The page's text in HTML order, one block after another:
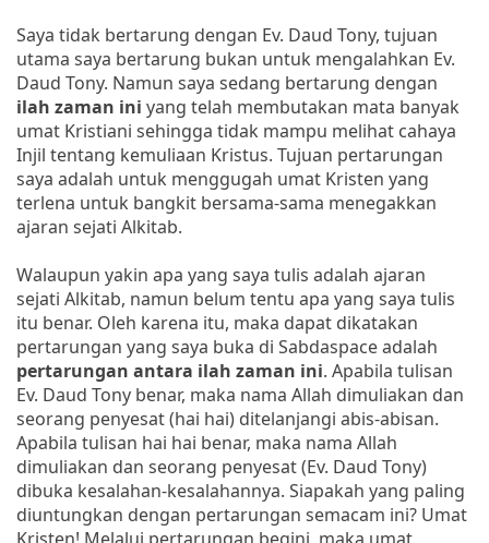
Saya tidak bertarung dengan Ev. Daud Tony, tujuan
utama saya bertarung bukan untuk mengalahkan Ev.
Daud Tony. Namun saya sedang bertarung dengan
ilah zaman ini yang telah membutakan mata banyak
umat Kristiani sehingga tidak mampu melihat cahaya
Injil tentang kemuliaan Kristus. Tujuan pertarungan
saya adalah untuk menggugah umat Kristen yang
terlena untuk bangkit bersama-sama menegakkan
ajaran sejati Alkitab.
Walaupun yakin apa yang saya tulis adalah ajaran
sejati Alkitab, namun belum tentu apa yang saya tulis
itu benar. Oleh karena itu, maka dapat dikatakan
pertarungan yang saya buka di Sabdaspace adalah
pertarungan antara ilah zaman ini. Apabila tulisan
Ev. Daud Tony benar, maka nama Allah dimuliakan dan
seorang penyesat (hai hai) ditelanjangi abis-abisan.
Apabila tulisan hai hai benar, maka nama Allah
dimuliakan dan seorang penyesat (Ev. Daud Tony)
dibuka kesalahan-kesalahannya. Siapakah yang paling
diuntungkan dengan pertarungan semacam ini? Umat
Kristen! Melalui pertarungan begini, maka umat